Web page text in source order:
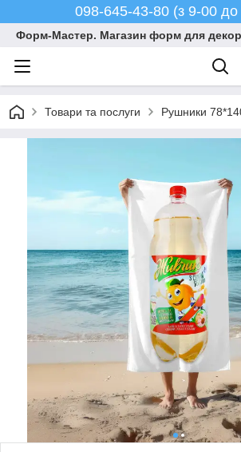
098-645-43-80 (з 9-00 до
Форм-Мастер. Магазин форм для
Товари та послуги Рушники